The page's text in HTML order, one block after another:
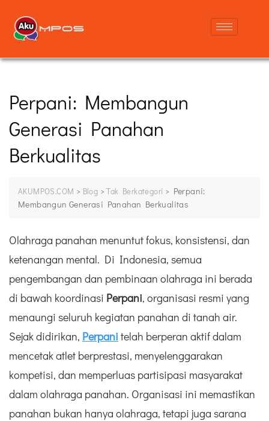
Perpani: Membangun
Generasi Panahan
Berkualitas
AKUMPOS.COM > Blog >Tak Berkategori > Perpani:
Membangun Generasi Panahan Berkualitas
Olahraga panahan menuntut fokus, konsistensi, dan
ketenangan mental. Di Indonesia, semua
pengembangan dan pembinaan olahraga ini berada
di bawah koordinasi Perpani, organisasi resmi yang
menaungi seluruh kegiatan panahan di tanah air.
Sejak didirikan, Perpani telah berperan aktif dalam
mencetak atlet berprestasi, menyelenggarakan
kompetisi, dan memperluas partisipasi masyarakat
dalam olahraga panahan. Organisasi ini memastikan
panahan bukan hanya olahraga, tetapi juga sarana